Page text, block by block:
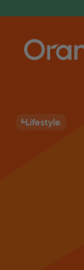
Lifestyle